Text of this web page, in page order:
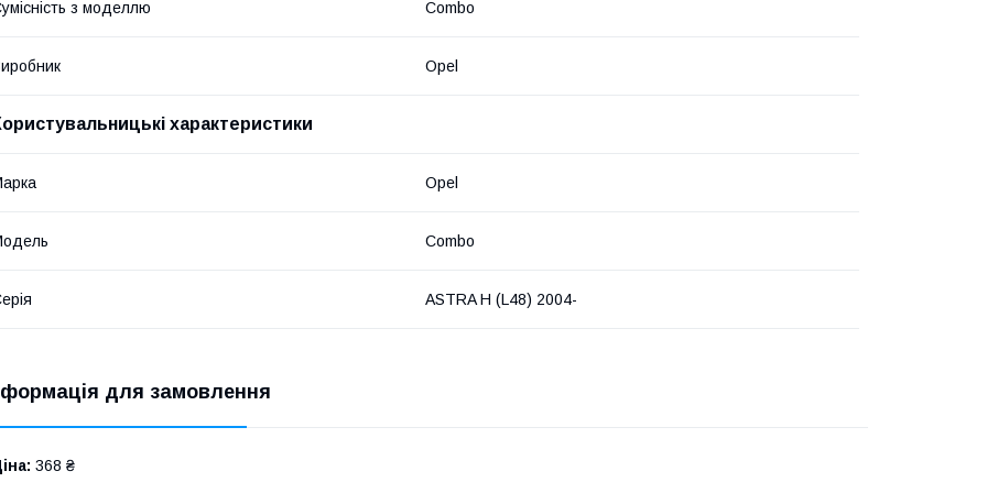
з моделлю Combo
Opel
характеристики
Opel
Combo
ASTRA H (L48) 2004-
для замовлення
368 ₴